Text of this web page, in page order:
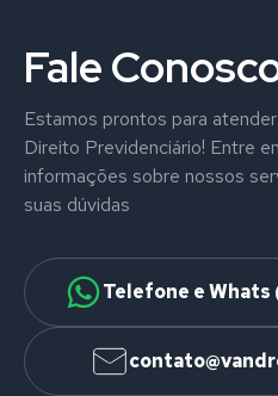
Fale
Estamos prontos para
Direito Previdenciário! Entre
informações sobre nossos
suas dúvidas
Telefone e